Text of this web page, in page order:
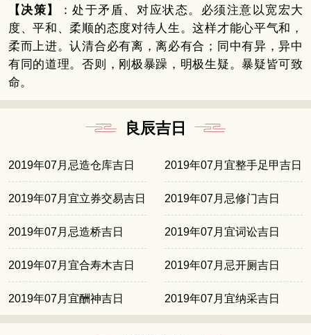
【决策】
：处于矛盾、对应状态。必须注意以宽宏大
度、平和、柔顺的态度对待人生。这样才能心平气和，
柔而上进。认清合必有离，离必有合；同中有异，异中
有同的道理。否则，刚极暴躁，明极生疑。暴疑皆可致
命。
良辰吉日
2019年07月忌造仓库吉日 2019年07月宜整手足甲吉日
2019年07月宜立券交易吉日 2019年07月忌修门吉日
2019年07月忌造桥吉日 2019年07月宜词讼吉日
2019年07月宜合寿木吉日 2019年07月忌开厕吉日
2019年07月宜酬神吉日 2019年07月宜纳采吉日